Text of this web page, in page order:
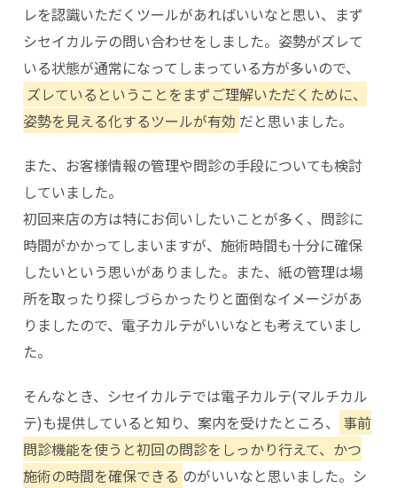
レを認識いただくツールがあればいいなと思い、まず
シセイカルテの問い合わせをしました。姿勢がズレて
いる状態が通常になってしまっている方が多いので、
ズレているということをまずご理解いただくために、
姿勢を見える化するツールが有効 だと思いました。
また、お客様情報の管理や問診の手段についても検討
していました。
初回来店の方は特にお伺いしたいことが多く、問診に
時間がかかってしまいますが、施術時間も十分に確保
したいという思いがありました。また、紙の管理は場
所を取ったり探しづらかったりと面倒なイメージがあ
りましたので、電子カルテがいいなとも考えていまし
た。
そんなとき、シセイカルテでは電子カルテ(マルチカル
テ)も提供していると知り、案内を受けたところ、
事前
問診機能を使うと初回の問診をしっかり行えて、かつ
施術の時間を確保できる のがいいなと思いました。シ